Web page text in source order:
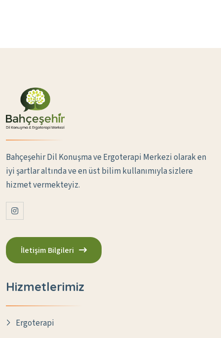
Bahçeşehir Dil Konuşma ve Ergoterapi Merkezi olarak en
iyi şartlar altında ve en üst bilim kullanımıyla sizlere
hizmet vermekteyiz.
İletişim Bilgileri
Hizmetlerimiz
Ergoterapi